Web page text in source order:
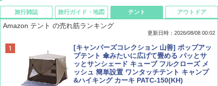
旅行雑誌
BE-PAL(ビ-パル) 2026年 9 月号【特別付録:
SOTO ミニマル"旅"財布 ランダム2種】
￥1,500
旅行ガイド・地図
D40 地球の歩き方 チェンマイ タイ北部の魅
力的な町 2026～2027 地球の歩き方D アジア
￥2,079
テント
Amazon テント の売れ筋ランキング
更新日時：2026/08/08 00:02
[キャンパーズコレクション 山善] ポップアッ
プテント 傘みたいに広げて畳める パッとサ
ッとサンシェード キューブ フルクローズ メ
ッシュ 簡単設置 ワンタッチテント キャンプ
&ハイキング カーキ PATC-150(KH)
アウトドア